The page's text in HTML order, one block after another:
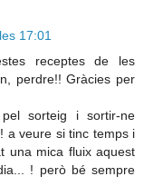
17:01
receptes de les
perdre!! Gràcies per
sorteig i sortir-ne
a veure si tinc temps i
una mica fluix aquest
! però bé sempre